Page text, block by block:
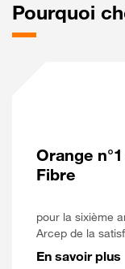
Pourquoi
Orange
Fibre
pour la sixième
Arcep de la
En savoir plus